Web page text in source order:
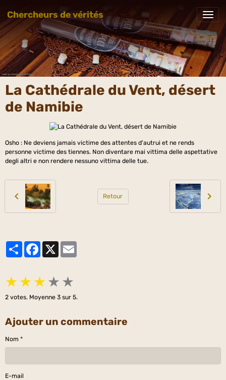
Chercheurs de vérités
La Cathédrale du Vent, désert
de Namibie
Osho : Ne deviens jamais victime des attentes d'autrui et ne rends
personne victime des tiennes. Non diventare mai vittima delle aspettative
degli altri e non rendere nessuno vittima delle tue.
Retour
PartagerFacebook
★ ★ ★ ★ ★
2 votes. Moyenne 3 sur 5.
Ajouter un commentaire
Nom
E-mail